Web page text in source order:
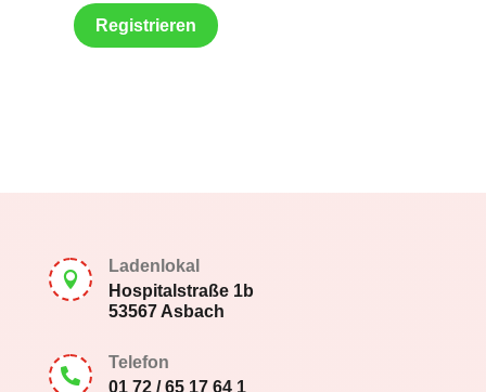
Registrieren

Ladenlokal
Hospitalstraße 1b
53567 Asbach

Telefon
01 72 / 65 17 64 1